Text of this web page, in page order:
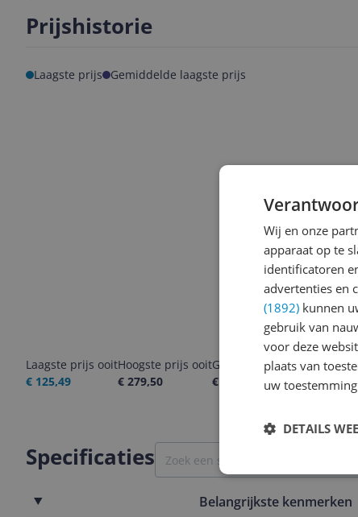
Prijshistorie
Laagste prijs Gemiddelde laagste prijs
Laagste prijs ooit
€ 125,49
Hoogste prijs ooit
€ 279,50
Goedkoopste nu
€ 133,89
Laatste
07-08-2026
Specificaties
Belangrijkste kenmerken
Wij en onze
apparaat op te
identificatoren
advertenties en
(1892) kunnen
gebruik van
voor deze
plaats van
uw
DETAILS